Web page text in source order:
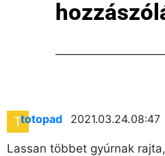
totopad 2021.03.24. 08:47
Lassan többet gyúrnak